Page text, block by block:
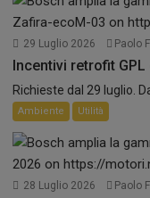
29 Luglio 2026 Paolo
Incentivi retrofit GPL
Richieste dal 29 luglio.
Ambiente Utilità
28 Luglio 2026 Paolo